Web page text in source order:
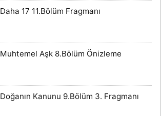
Daha 17 11.Bölüm Fragmanı
Muhtemel Aşk 8.Bölüm Önizleme
Doğanın Kanunu 9.Bölüm 3. Fragmanı